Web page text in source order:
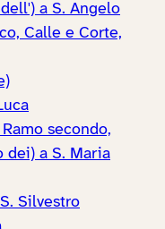
a S. Angelo
Calle e Corte,
secondo,
dei) a S. Maria
Silvestro